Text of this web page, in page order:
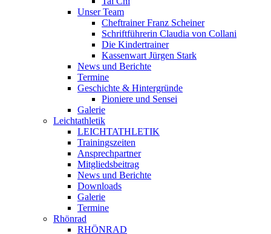
Unser Team
Cheftrainer Franz Scheiner
Schriftführerin Claudia von Collani
Die Kindertrainer
Kassenwart Jürgen Stark
News und Berichte
Termine
Geschichte & Hintergründe
Pioniere und Sensei
Galerie
Leichtathletik
LEICHTATHLETIK
Trainingszeiten
Ansprechpartner
Mitgliedsbeitrag
News und Berichte
Downloads
Galerie
Termine
Rhönrad
RHÖNRAD